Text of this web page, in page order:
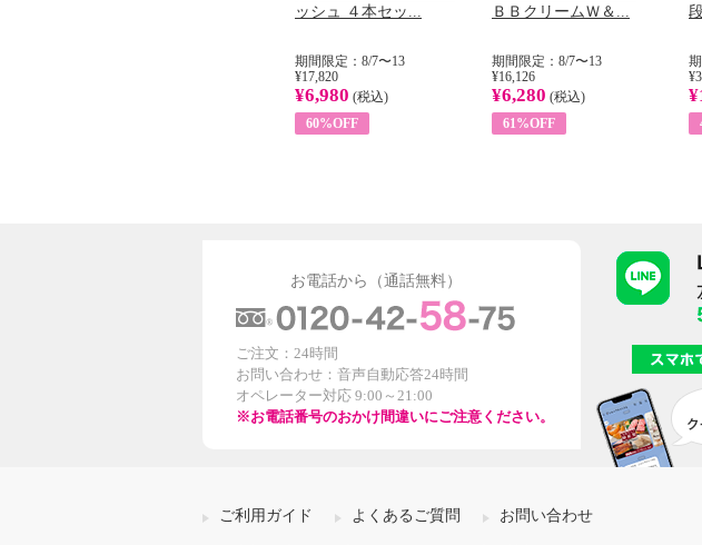
ッシュ ４本セッ...
期間限定：8/7〜13
¥17,820
¥6,980 (税込)
60%OFF
ＢＢクリームＷ＆...
期間限定：8/7〜13
¥16,126
¥6,280 (税込)
61%OFF
お電話から（通話無料）
ご注文：24時間
お問い合わせ：音声自動応答24時間
オペレーター対応 9:00～21:00
※お電話番号のおかけ間違いにご注意ください。
ご利用ガイド よくあるご質問 お問い合わせ